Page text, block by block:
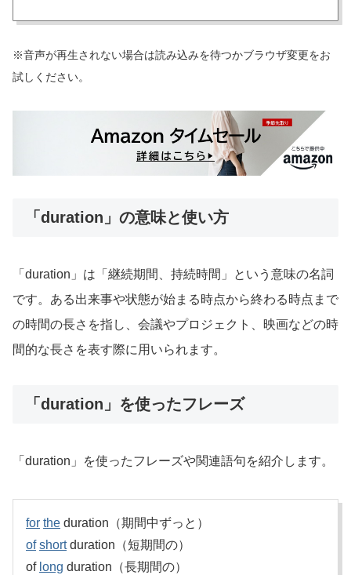
※音声が再生されない場合は読み込みを待つかブラウザ変更をお
試しください。
「duration」の意味と使い方
「duration」は「継続期間、持続時間」という意味の名詞
です。ある出来事や状態が始まる時点から終わる時点まで
の時間の長さを指し、会議やプロジェクト、映画などの時
間的な長さを表す際に用いられます。
「duration」を使ったフレーズ
「duration」を使ったフレーズや関連語句を紹介します。
for the duration（期間中ずっと）
of shortduration（短期間の）
of long duration（長期間の）